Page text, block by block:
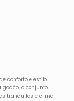
conforto e estilo
o conjunto
tranquilas e clima